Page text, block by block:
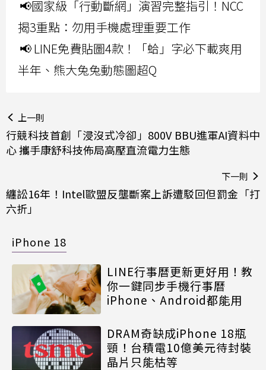
📢國家級「行動斷網」演習完整指引！NCC
揭3重點：勿用手機處理重要工作
📢 LINE免費貼圖4款！「蛤」字必下載爽用
半年、熊大兔兔動態圖超Q
上一則
行競科技首創「浸沒式冷卻」800V BBU進軍AI資料中
心 攜手康舒科技佈局高壓直流電力生態
下一則
纏訟16年！Intel歐盟反壟斷案上訴遭駁回但罰金「打
六折」
iPhone 18
LINE行事曆更新更好用！教
你一鍵同步手機行事曆
iPhone、Android都能用
DRAM奇缺成iPhone 18瓶
頸！台積電10億美元待封裝
晶片只能枯等